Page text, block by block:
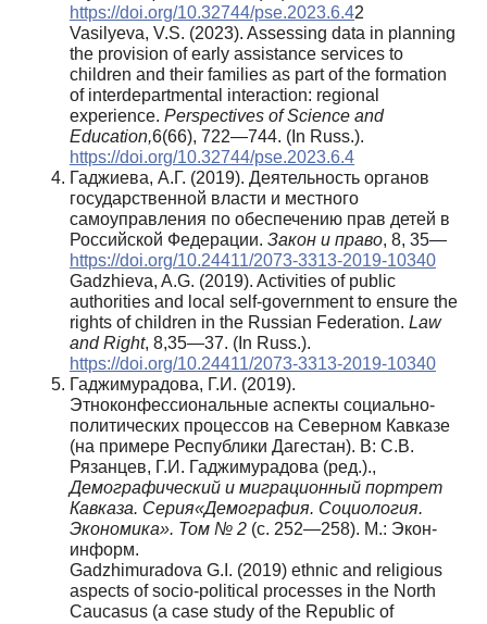
https://doi.org/10.32744/pse.2023.6.42
Vasilyeva, V.S. (2023). Assessing data in planning
the provision of early assistance services to
children and their families as part of the formation
of interdepartmental interaction: regional
experience. Perspectives of Science and
Education,6(66), 722—744. (In Russ.).
https://doi.org/10.32744/pse.2023.6.4
Гаджиева, А.Г. (2019). Деятельность органов
государственной власти и местного
самоуправления по обеспечению прав детей в
Российской Федерации. Закон и право, 8, 35—
https://doi.org/10.24411/2073-3313-2019-10340
Gadzhieva, A.G. (2019). Activities of public
authorities and local self-government to ensure the
rights of children in the Russian Federation. Law
and Right, 8,35—37. (In Russ.).
https://doi.org/10.24411/2073-3313-2019-10340
Гаджимурадова, Г.И. (2019).
Этноконфессиональные аспекты социально-
политических процессов на Северном Кавказе
(на примере Республики Дагестан). В: С.В.
Рязанцев, Г.И. Гаджимурадова (ред.).,
Демографический и миграционный портрет
Кавказа. Серия«Демография. Социология.
Экономика». Том № 2 (с. 252—258). М.: Экон-
информ.
Gadzhimuradova G.I. (2019) ethnic and religious
aspects of socio-political processes in the North
Caucasus (a case study of the Republic of